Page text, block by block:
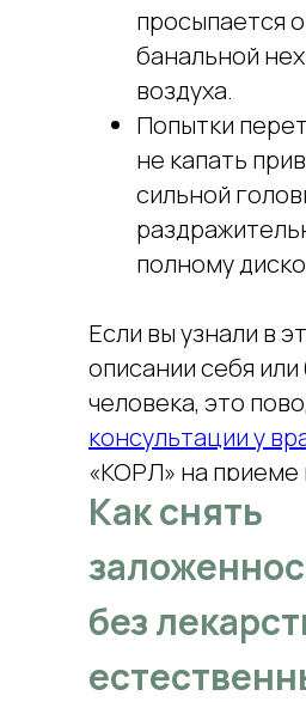
просыпается
банальной
воздуха.
Попытки
не капать
сильной
полному
Если вы узнали в
описании себя или
человека, это
консультации у
«КОРЛ» на приеме
признаки,
слизистой, чтобы
было приступить к
Как снять
без